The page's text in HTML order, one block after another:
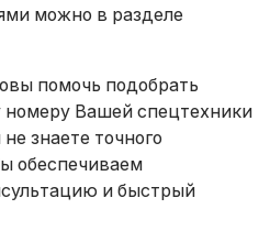
можно в разделе
помочь подобрать
номеру Вашей спецтехники
знаете точного
обеспечиваем
и быстрый